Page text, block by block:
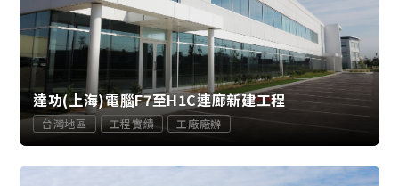
達功(上海)電腦F7至H1C連廊新建工程
台灣地區 工程實績 工廠廠辦